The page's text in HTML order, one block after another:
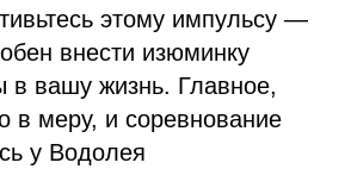
этому импульсу —
внести изюминку
в вашу жизнь. Главное,
в меру, и соревнование
у Водолея